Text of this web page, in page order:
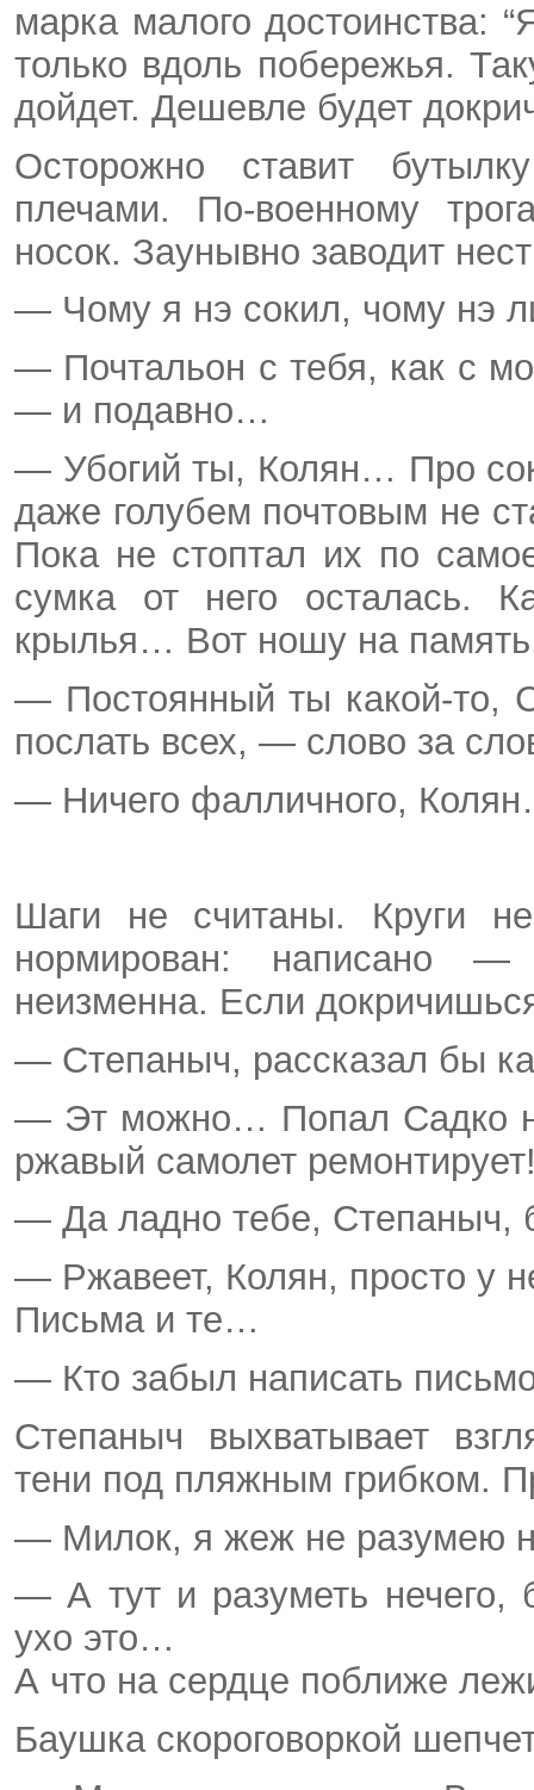
марка малого достоинства:
только вдоль побережья.
дойдет. Дешевле будет
Осторожно ставит
плечами. По-военному
носок. Заунывно заводит
— Чому я нэ сокил, чому нэ
— Почтальон с тебя, как с
— и подавно…
— Убогий ты, Колян… Про
даже голубем почтовым не
Пока не стоптал их по
сумка от него осталась.
крылья… Вот ношу на
— Постоянный ты какой-то,
послать всех, — слово зa
— Ничего фалличного,
Шаги не считаны. Круги
нормирован: написано —
неизменна. Если
— Степаныч, рассказал бы
— Эт можно… Попал Садко
ржавый самолет
— Да ладно тебе, Степаныч,
— Ржавеет, Колян, просто у
Письма и те…
— Кто забыл написать
Степаныч выхватывает
тени под пляжным грибком.
— Милок, я жеж не разумею
— А тут и разуметь нечего,
ухо это…
А что на сердце поближе
Баушка скороговоркой